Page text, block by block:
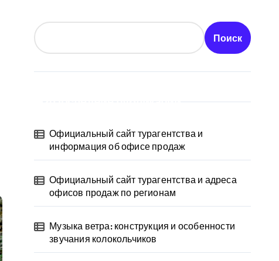
Поиск
Официальный сайт турагентства и
информация об офисе продаж
Официальный сайт турагентства и адреса
офисов продаж по регионам
Музыка ветра: конструкция и особенности
звучания колокольчиков